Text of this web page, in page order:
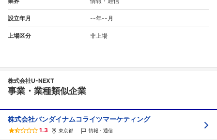
設立年月 --年--月
上場区分 非上場
株式会社U-NEXT
事業・業種類似企業
株式会社バンダイナムコライツマーケティング
1.3 東京都 情報・通信